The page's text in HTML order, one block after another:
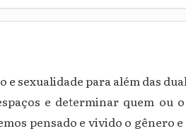
e sexualidade para além das
e determinar quem ou
pensado e vivido o gênero